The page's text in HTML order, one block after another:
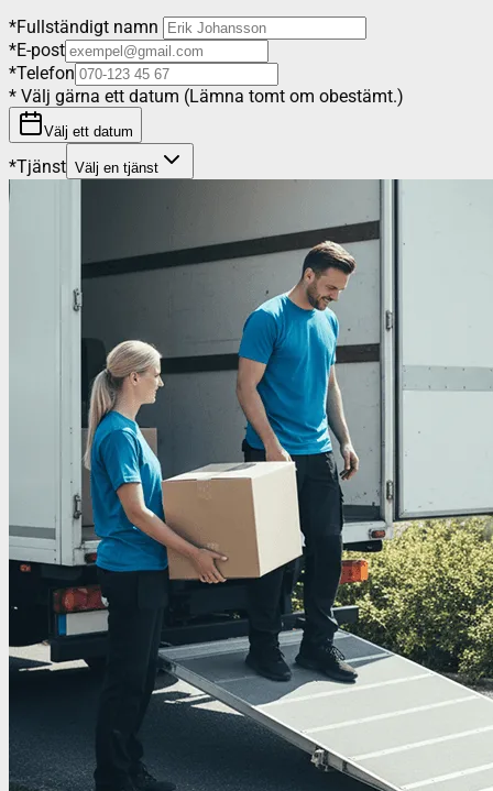
*Fullständigt namn
*E-post
*Telefon
* Välj gärna ett datum (Lämna tomt om obestämt.)
Välj ett datum
*Tjänst Välj en tjänst